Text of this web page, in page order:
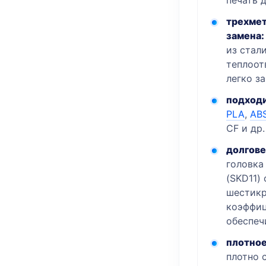
замена:
из
легко
PLA,
CF и др.
плотно